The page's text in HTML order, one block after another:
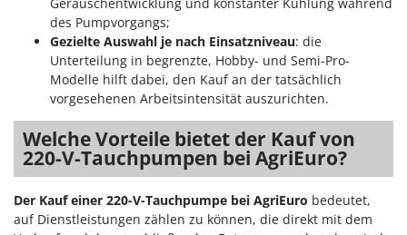
des Pumpvorgangs;
Gezielte Auswahl je nach Einsatzniveau: die
Unterteilung in begrenzte, Hobby- und Semi-Pro-
Modelle hilft dabei, den Kauf an der tatsächlich
vorgesehenen Arbeitsintensität auszurichten.
Welche Vorteile bietet der Kauf von
220-V-Tauchpumpen bei AgriEuro?
Der Kauf einer 220-V-Tauchpumpe bei AgriEuro bedeutet,
auf Dienstleistungen zählen zu können, die direkt mit dem